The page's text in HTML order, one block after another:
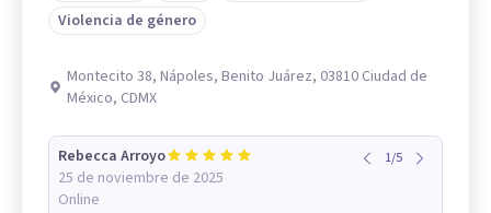
Violencia de género
Montecito 38, Nápoles, Benito Juárez, 03810 Ciudad de
México, CDMX
Rebecca Arroyo
25 de noviembre de 2025
Online
1/5